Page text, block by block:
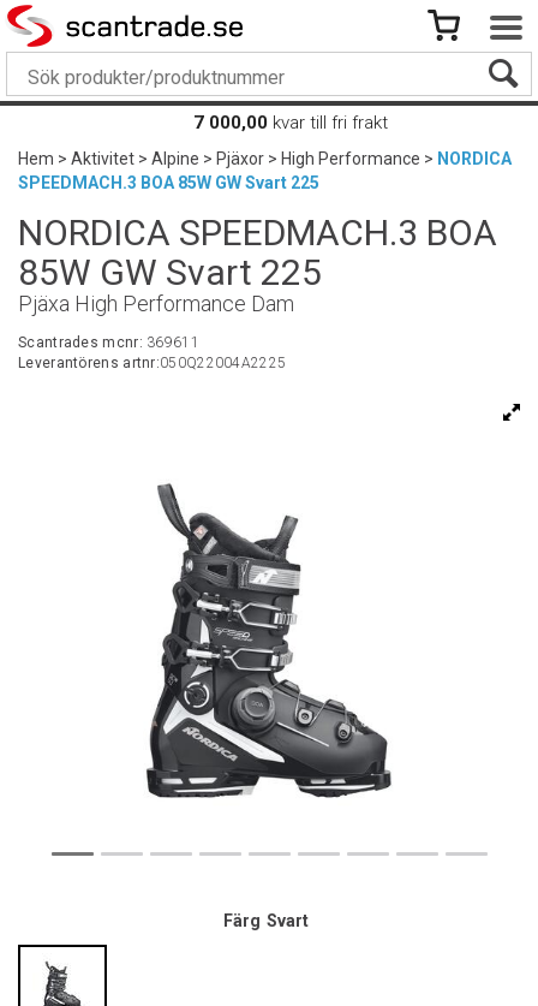
7 000,00 kvar till fri frakt
Hem>Aktivitet>Alpine>Pjäxor>High Performance> NORDICA
SPEEDMACH.3 BOA 85W GW Svart 225
NORDICA SPEEDMACH.3 BOA
85W GW Svart 225
Pjäxa High Performance Dam
Scantrades mcnr: 369611
Leverantörens artnr:050Q22004A2225
Färg Svart